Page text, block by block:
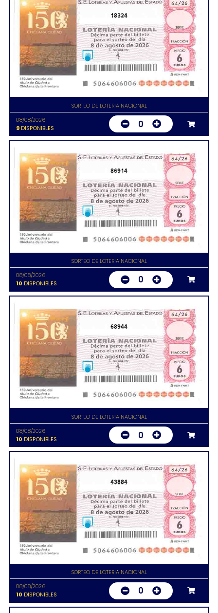
18324
SORTEO DE LOTERIA NACIONAL
08/08/2026
9DISPONIBLES 0
86914
SORTEO DE LOTERIA NACIONAL
08/08/2026
10 DISPONIBLES 0
68944
SORTEO DE LOTERIA NACIONAL
08/08/2026
10 DISPONIBLES 0
43884
SORTEO DE LOTERIA NACIONAL
08/08/2026
10 DISPONIBLES 0